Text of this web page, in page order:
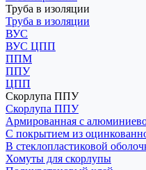
Труба в изоляции
Труба в изоляции
ВУС
ВУС ЦПП
ППМ
ППУ
ЦПП
Скорлупа ППУ
Скорлупа ППУ
Армированная с
С покрытием из
В стеклопластиковой
Хомуты для скорлупы